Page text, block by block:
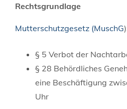
Rechtsgrundlage
Mutterschutzgesetz (MuschG
§ 5 Verbot der
§ 28 Behördliches
eine Beschäftigung
Uhr